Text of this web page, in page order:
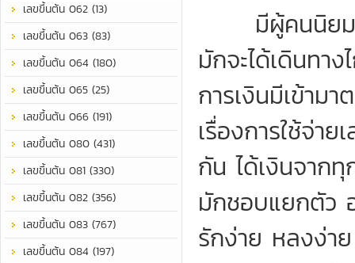
เลขขึ้นต้น 062 (13)
เลขขึ้นต้น 063 (83)
เลขขึ้นต้น 064 (180)
เลขขึ้นต้น 065 (25)
เลขขึ้นต้น 066 (191)
เลขขึ้นต้น 080 (431)
เลขขึ้นต้น 081 (330)
เลขขึ้นต้น 082 (356)
เลขขึ้นต้น 083 (767)
เลขขึ้นต้น 084 (197)
มีผู้คนนิยมชม
มักจะได้เดินทา
การเงินมีเข้าม
เรื่องการใช้จ่า
กัน ได้เงินจาก
มักชอบแยกตัว
รักง่าย หลงง่า